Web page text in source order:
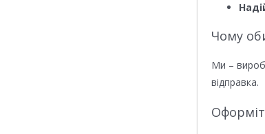
Чому
Ми –
відправка.